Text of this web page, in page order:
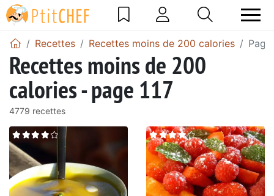
Recettes Recettes moins de 200 calories Page
Recettes moins de 200
calories - page 117
4779 recettes